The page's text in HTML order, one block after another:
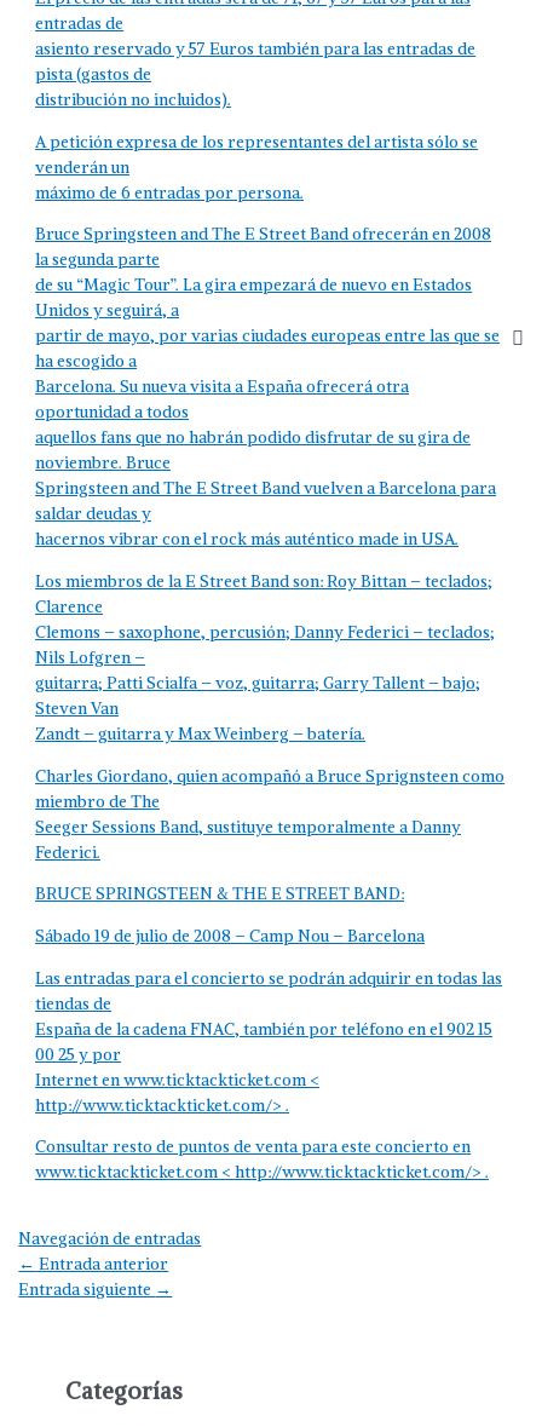
entradas de
asiento reservado y 57 Euros también para las entradas de
pista (gastos de
distribución no incluidos).
A petición expresa de los representantes del artista sólo se
venderán un
máximo de 6 entradas por persona.
Bruce Springsteen and The E Street Band ofrecerán en 2008
la segunda parte
de su “Magic Tour”. La gira empezará de nuevo en Estados
Unidos y seguirá, a
partir de mayo, por varias ciudades europeas entre las que se
ha escogido a
Barcelona. Su nueva visita a España ofrecerá otra
oportunidad a todos
aquellos fans que no habrán podido disfrutar de su gira de
noviembre. Bruce
Springsteen and The E Street Band vuelven a Barcelona para
saldar deudas y
hacernos vibrar con el rock más auténtico made in USA.
Los miembros de la E Street Band son: Roy Bittan – teclados;
Clarence
Clemons – saxophone, percusión; Danny Federici – teclados;
Nils Lofgren –
guitarra; Patti Scialfa – voz, guitarra; Garry Tallent – bajo;
Steven Van
Zandt – guitarra y Max Weinberg – batería.
Charles Giordano, quien acompañó a Bruce Sprignsteen como
miembro de The
Seeger Sessions Band, sustituye temporalmente a Danny
Federici.
BRUCE SPRINGSTEEN & THE E STREET BAND:
Sábado 19 de julio de 2008 – Camp Nou – Barcelona
Las entradas para el concierto se podrán adquirir en todas las
tiendas de
España de la cadena FNAC, también por teléfono en el 902 15
00 25 y por
Internet en www.ticktackticket.com <
http://www.ticktackticket.com/> .
Consultar resto de puntos de venta para este concierto en
www.ticktackticket.com <http://www.ticktackticket.com/> .
Navegación de entradas
← Entrada anterior
Entrada siguiente →
Categorías